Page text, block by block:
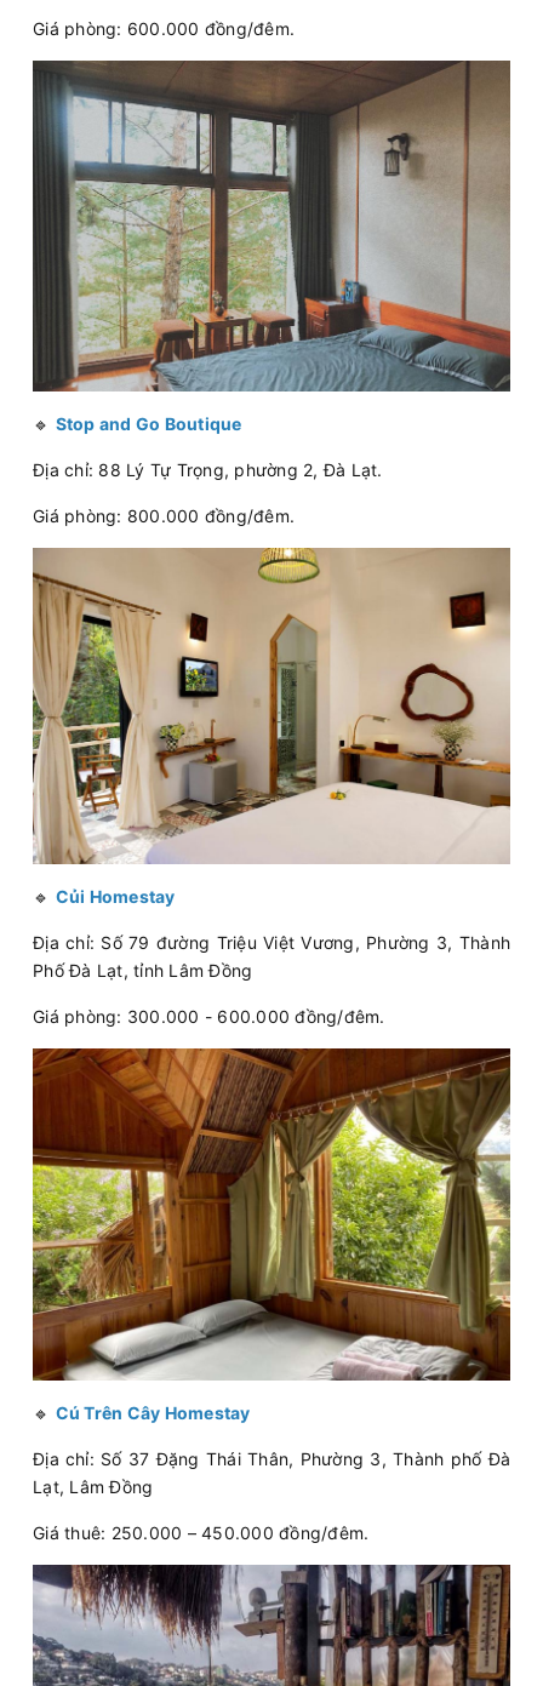
Giá phòng: 600.000 đồng/đêm.
🔹 Stop and Go Boutique
Địa chỉ: 88 Lý Tự Trọng, phường 2, Đà Lạt.
Giá phòng: 800.000 đồng/đêm.
🔹 Củi Homestay
Địa chỉ: Số 79 đường Triệu Việt Vương, Phường 3, Thành
Phố Đà Lạt, tỉnh Lâm Đồng
Giá phòng: 300.000 - 600.000 đồng/đêm.
🔹 Cú Trên Cây Homestay
Địa chỉ: Số 37 Đặng Thái Thân, Phường 3, Thành phố Đà
Lạt, Lâm Đồng
Giá thuê: 250.000 – 450.000 đồng/đêm.